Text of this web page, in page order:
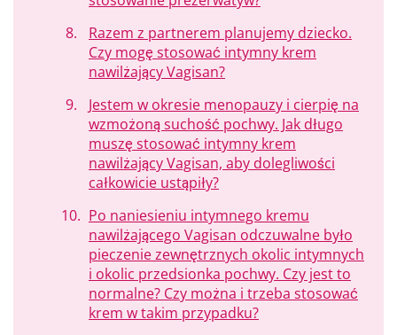
Razem z partnerem planujemy dziecko.
Czy mogę stosować intymny krem
nawilżający Vagisan?
Jestem w okresie menopauzy i cierpię na
wzmożoną suchość pochwy. Jak długo
muszę stosować intymny krem
nawilżający Vagisan, aby dolegliwości
całkowicie ustąpiły?
Po naniesieniu intymnego kremu
nawilżającego Vagisan odczuwalne było
pieczenie zewnętrznych okolic intymnych
i okolic przedsionka pochwy. Czy jest to
normalne? Czy można i trzeba stosować
krem w takim przypadku?